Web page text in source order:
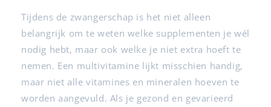
Tijdens de zwangerschap is het niet alleen
belangrijk om te weten welke supplementen je wél
nodig hebt, maar ook welke je niet extra hoeft te
nemen. Een multivitamine lijkt misschien handig,
maar niet alle vitamines en mineralen hoeven te
worden aangevuld. Als je gezond en gevarieerd